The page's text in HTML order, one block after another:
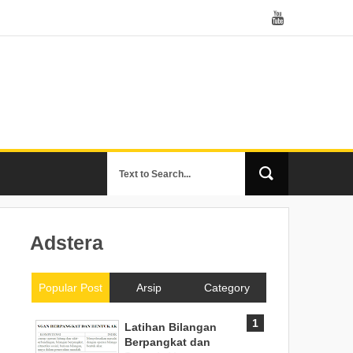
Adstera
Popular Post Arsip Category
Latihan Bilangan
Berpangkat dan